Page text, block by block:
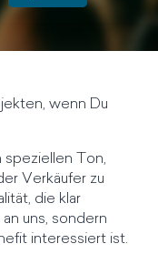
wenn Du
speziellen Ton,
Verkäufer zu
die klar
uns, sondern
interessiert ist.